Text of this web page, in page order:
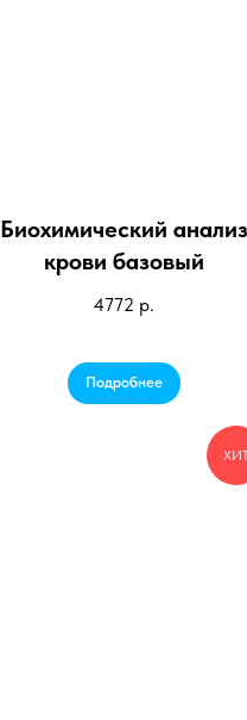
Биохимический анализ
крови базовый
4772 р.
Подробнее